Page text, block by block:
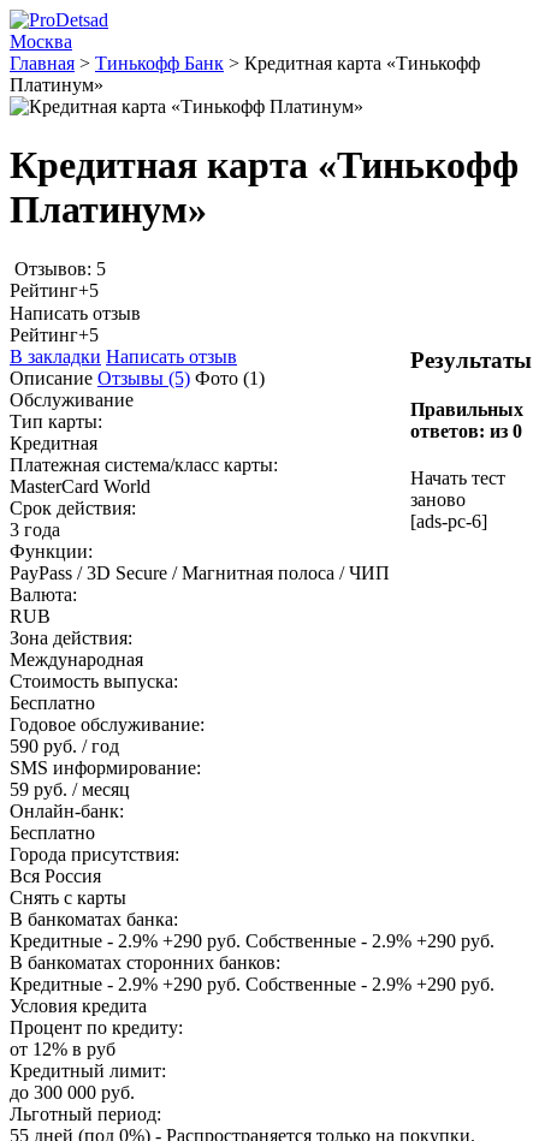
Москва
Главная > Тинькофф Банк > Кредитная карта «Тинькофф
Платинум»
Кредитная карта «Тинькофф
Платинум»
Отзывов: 5
Рейтинг+5
Написать отзыв
Результаты
Правильных
ответов: из 0
Начать тест
заново
[ads-pc-6]
Рейтинг+5
В закладки Написать отзыв
Описание Отзывы (5) Фото (1)
Обслуживание
Тип карты:
Кредитная
Платежная система/класс карты:
MasterCard World
Срок действия:
3 года
Функции:
PayPass / 3D Secure / Магнитная полоса / ЧИП
Валюта:
RUB
Зона действия:
Международная
Стоимость выпуска:
Бесплатно
Годовое обслуживание:
590 руб. / год
SMS информирование:
59 руб. / месяц
Онлайн-банк:
Бесплатно
Города присутствия:
Вся Россия
Снять с карты
В банкоматах банка:
Кредитные - 2.9% +290 руб. Собственные - 2.9% +290 руб.
В банкоматах сторонних банков:
Кредитные - 2.9% +290 руб. Собственные - 2.9% +290 руб.
Условия кредита
Процент по кредиту:
от 12% в руб
Кредитный лимит:
до 300 000 руб.
Льготный период:
55 дней (под 0%) - Распространяется только на покупки.